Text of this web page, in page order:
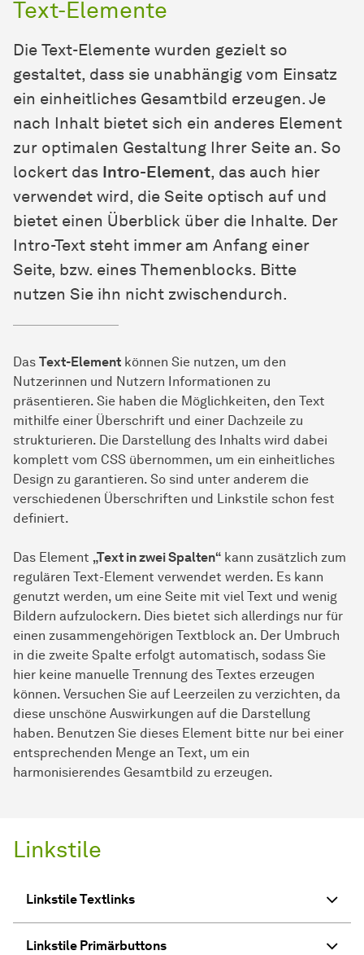
Text-Elemente
Die Text-Elemente wurden gezielt so
gestaltet, dass sie unabhängig vom Einsatz
ein einheitliches Gesamtbild erzeugen. Je
nach Inhalt bietet sich ein anderes Element
zur optimalen Gestaltung Ihrer Seite an. So
lockert das Intro-Element, das auch hier
verwendet wird, die Seite optisch auf und
bietet einen Überblick über die Inhalte. Der
Intro-Text steht immer am Anfang einer
Seite, bzw. eines Themenblocks. Bitte
nutzen Sie ihn nicht zwischendurch.
Das Text-Element können Sie nutzen, um den
Nutzerinnen und Nutzern Informationen zu
präsentieren. Sie haben die Möglichkeiten, den Text
mithilfe einer Überschrift und einer Dachzeile zu
strukturieren. Die Darstellung des Inhalts wird dabei
komplett vom CSS übernommen, um ein einheitliches
Design zu garantieren. So sind unter anderem die
verschiedenen Überschriften und Linkstile schon fest
definiert.
Das Element „Text in zwei Spalten“ kann zusätzlich zum
regulären Text-Element verwendet werden. Es kann
genutzt werden, um eine Seite mit viel Text und wenig
Bildern aufzulockern. Dies bietet sich allerdings nur für
einen zusammengehörigen Textblock an. Der Umbruch
in die zweite Spalte erfolgt automatisch, sodass Sie
hier keine manuelle Trennung des Textes erzeugen
können. Versuchen Sie auf Leerzeilen zu verzichten, da
diese unschöne Auswirkungen auf die Darstellung
haben. Benutzen Sie dieses Element bitte nur bei einer
entsprechenden Menge an Text, um ein
harmonisierendes Gesamtbild zu erzeugen.
Linkstile
Linkstile Textlinks
Linkstile Primärbuttons